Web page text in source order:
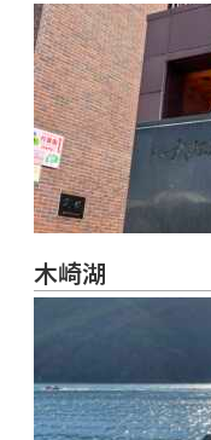
木崎湖